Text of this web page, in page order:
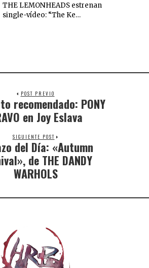
THE LEMONHEADS estrenan
single-vídeo: “The Ke…
POST PREVIO
recomendado: PONY
en Joy Eslava
SIGUIENTE POST
del Día: «Autumn
de THE DANDY
WARHOLS